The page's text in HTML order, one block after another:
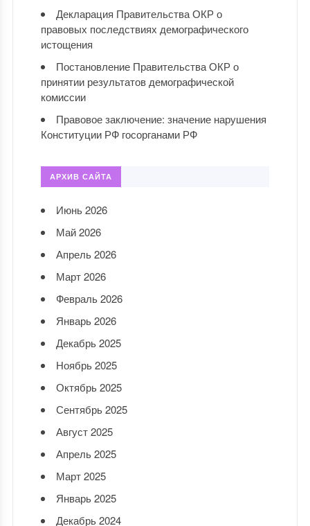
Декларация Правительства ОКР о
правовых последствиях демографического
истощения
Постановление Правительства ОКР о
принятии результатов демографической
комиссии
Правовое заключение: значение нарушения
Конституции РФ госорганами РФ
АРХИВ САЙТА
Июнь 2026
Май 2026
Апрель 2026
Март 2026
Февраль 2026
Январь 2026
Декабрь 2025
Ноябрь 2025
Октябрь 2025
Сентябрь 2025
Август 2025
Апрель 2025
Март 2025
Январь 2025
Декабрь 2024